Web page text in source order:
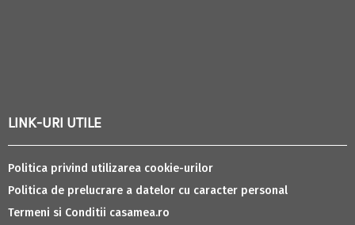
LINK-URI UTILE
Politica privind utilizarea cookie-urilor
Politica de prelucrare a datelor cu caracter personal
Termeni si Conditii casamea.ro